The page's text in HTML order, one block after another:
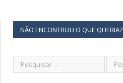
NÃO ENCONTROU O QUE QUERIA?